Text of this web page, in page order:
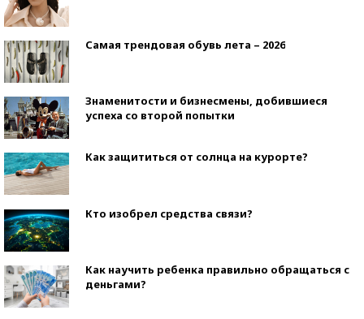
Самая трендовая обувь лета – 2026
Знаменитости и бизнесмены, добившиеся
успеха со второй попытки
Как защититься от солнца на курорте?
Кто изобрел средства связи?
Как научить ребенка правильно обращаться с
деньгами?